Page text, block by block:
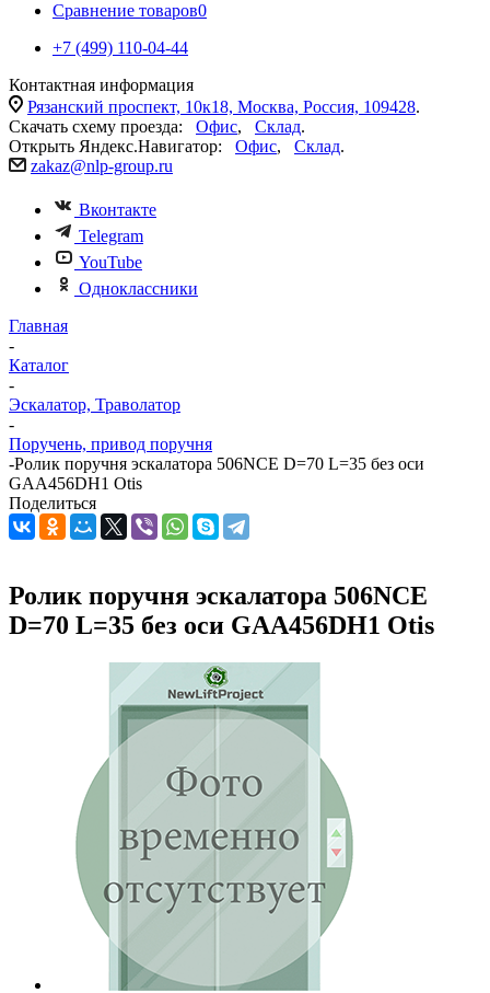
Сравнение товаров0
+7 (499) 110-04-44
Контактная информация
Рязанский проспект, 10к18, Москва, Россия, 109428.
Скачать схему проезда: Офис, Склад.
Открыть Яндекс.Навигатор: Офис, Склад.
zakaz@nlp-group.ru
Вконтакте
Telegram
YouTube
Одноклассники
Главная
-
Каталог
-
Эскалатор, Траволатор
-
Поручень, привод поручня
-Ролик поручня эскалатора 506NCE D=70 L=35 без оси
GAA456DH1 Otis
Поделиться
Ролик поручня эскалатора 506NCE
D=70 L=35 без оси GAA456DH1 Otis